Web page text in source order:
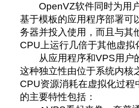
OpenVZ软件同时为用户
基于模板的应用程序部署可
务器并投入使用，而且与其
CPU上运行几倍于其他虚
从应用程序和VPS用户
这种独立性由位于系统内核
CPU资源消耗在虚拟化过
的主要特性包括：